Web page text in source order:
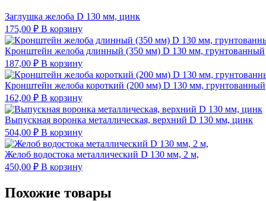
Заглушка желоба D 130 мм, цинк
175,00 ₽ В корзину
Кронштейн желоба длинный (350 мм) D 130 мм, грунтованный
187,00 ₽ В корзину
Кронштейн желоба короткий (200 мм) D 130 мм, грунтованный
162,00 ₽ В корзину
Выпускная воронка металлическая, верхний D 130 мм, цинк
504,00 ₽ В корзину
Желоб водостока металлический D 130 мм, 2 м,
450,00 ₽ В корзину
Похожие товары